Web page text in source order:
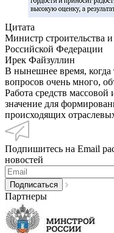
Цитата
Министр строительства
Российской Федерации
Ирек Файзуллин
В нынешнее время, когда
вопросов очень много,
Работа средств
значение для
происходящих
Подпишитесь на Email
новостей
Партнеры